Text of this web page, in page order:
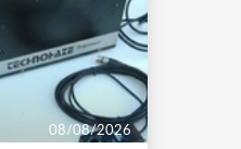
08/08/2026